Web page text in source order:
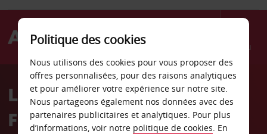
Menu
AvisLocation de voiture
Fairview Heights
Politique des cookies
Nous utilisons des cookies pour vous proposer des
offres personnalisées, pour des raisons analytiques
et pour améliorer votre expérience sur notre site.
Nous partageons également nos données avec des
partenaires publicitaires et analytiques. Pour plus
d’informations, voir notre politique de cookies. En